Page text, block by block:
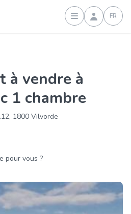
Connexion
FR
1 chambre
1800 Vilvorde
pour vous ?